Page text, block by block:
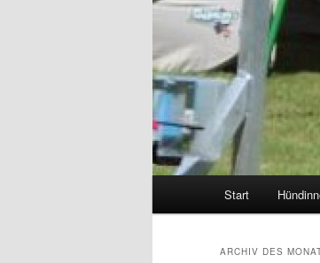
Start
ARCHIV DES